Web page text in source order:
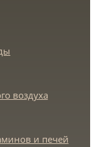
воздуха
и печей